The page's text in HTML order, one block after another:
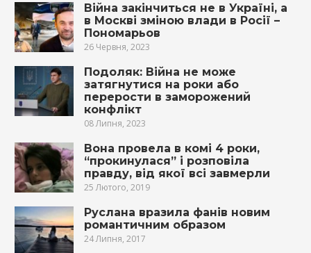
Війна закінчиться не в Україні, а
в Москві зміною влади в Росії –
Пономарьов
26 Червня, 2023
Подоляк: Війна не може
затягнутися на роки або
перерости в заморожений
конфлікт
08 Липня, 2023
Вона провела в комі 4 роки,
“прокинулася” і розповіла
правду, від якої всі завмерли
25 Лютого, 2019
Руслана вpазила фанів новим
романтичним образом
24 Липня, 2017